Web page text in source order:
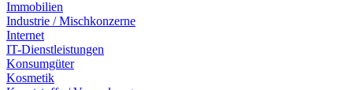
Immobilien
Industrie / Mischkonzerne
Internet
IT-Dienstleistungen
Konsumgüter
Kosmetik